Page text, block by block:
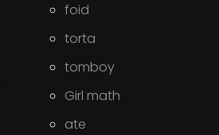
foid
torta
tomboy
Girl math
ate